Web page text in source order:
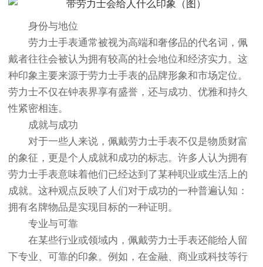
身份与地位
劳力士手表通常被视为高端和奢侈品的代名词，佩
戴者往往会被认为拥有较高的社会地位和经济实力。这
种印象主要来源于劳力士手表的品牌形象和市场定位。
劳力士不仅在钟表界享有盛誉，还与成功、优雅和持久
性紧密相连。
成就与成功
对于一些人来说，佩戴劳力士手表不仅是物质财富
的象征，更是个人成就和成功的标志。许多人认为拥有
劳力士手表意味着他们已经达到了某种职业或生活上的
成就。这种观点反映了人们对于成功的一种普遍认知：
拥有名牌物品是实现目标的一种证明。
专业与可靠
在某些行业或领域内，佩戴劳力士手表还能给人留
下专业、可靠的印象。例如，在金融、商业或科技等行